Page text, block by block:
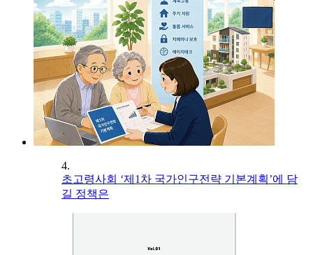
4.
초고령사회 ‘제1차 국가인구전략 기본계획’에 담
길 정책은